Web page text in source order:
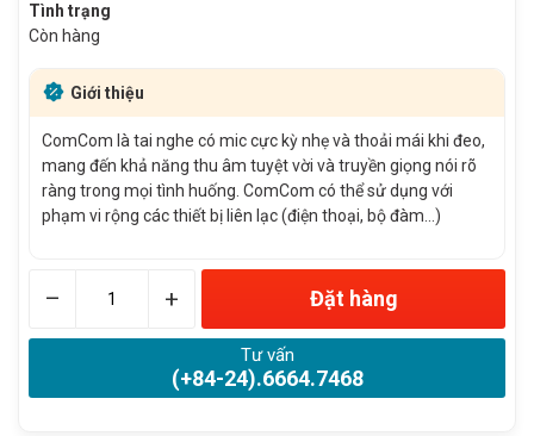
Tình trạng
Còn hàng
Giới thiệu
ComCom là tai nghe có mic cực kỳ nhẹ và thoải mái khi đeo,
mang đến khả năng thu âm tuyệt vời và truyền giọng nói rõ
ràng trong mọi tình huống. ComCom có thể sử dụng với
phạm vi rộng các thiết bị liên lạc (điện thoại, bộ đàm…)
– + Đặt hàng
Tư vấn
(+84-24).6664.7468